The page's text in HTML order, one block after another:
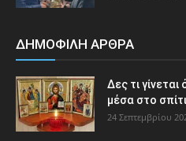
ΔΗΜΟΦΙΛΗ ΑΡΘΡΑ
Δες τι γίνεται
μέσα στο
24 Σεπτεμβρίου